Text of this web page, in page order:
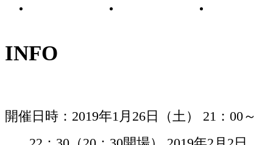
INFO
開催日時
2019年1月26日（土） 21：00～